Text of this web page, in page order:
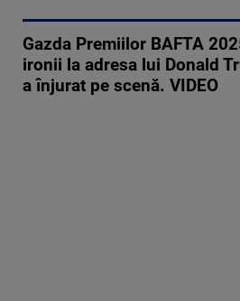
Gazda Premiilor BAFTA
ironii la adresa lui Donald
a înjurat pe scenă. VIDEO